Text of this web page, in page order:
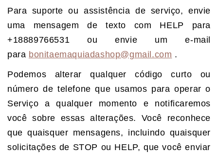
Para suporte ou assistência de serviço, envie
uma mensagem de texto com HELP para
+18889766531 ou envie um e-mail
para bonitaemaquiadashop@gmail.com .
Podemos alterar qualquer código curto ou
número de telefone que usamos para operar o
Serviço a qualquer momento e notificaremos
você sobre essas alterações. Você reconhece
que quaisquer mensagens, incluindo quaisquer
solicitações de STOP ou HELP, que você enviar